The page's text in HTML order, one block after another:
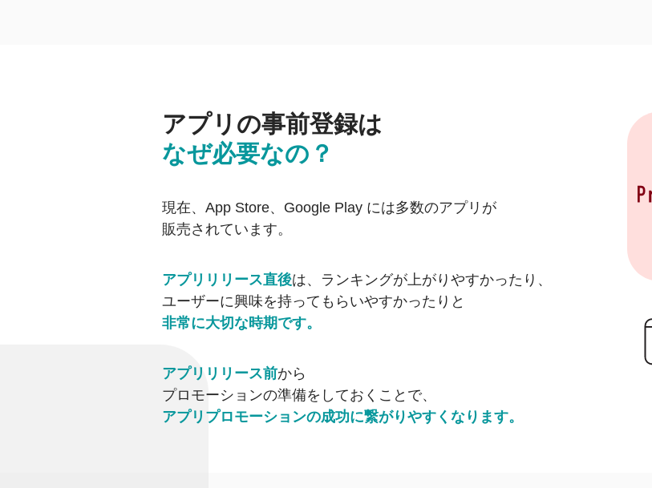
アプリの事前登録は
なぜ必要なの？
現在、App Store、Google Play には多数のアプリが
販売されています。
アプリリリース直後は、 ランキングが上がりやすかったり、
ユーザーに興味を持ってもらいやすかったりと
非常に大切な時期です。
アプリリリース前から
プロモーションの準備をしておくことで、
アプリプロモーションの成功に繋がりやすくなります。